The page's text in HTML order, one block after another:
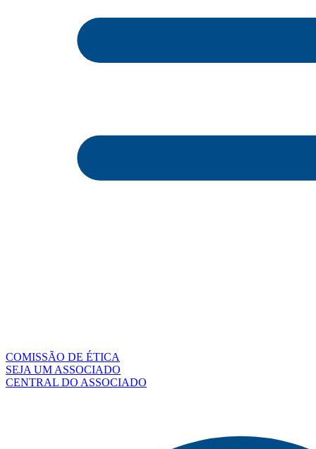
COMISSÃO DE ÉTICA
SEJA UM ASSOCIADO
CENTRAL DO ASSOCIADO